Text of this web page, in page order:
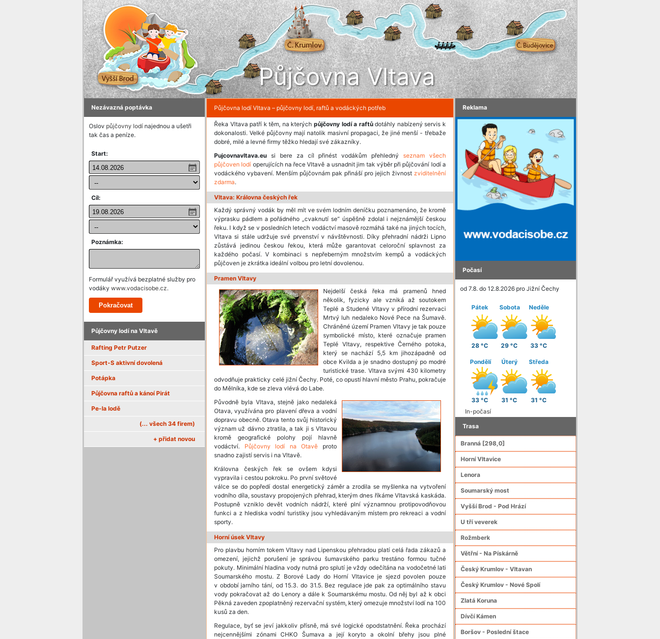
Půjčovna Vltava
Nezávazná poptávka
Oslov půjčovny lodí najednou a ušetři
tak čas a peníze.
Start:
Cíl:
Poznámka:
Formulář využívá bezplatné služby pro
vodáky www.vodacisobe.cz.
Půjčovny lodí na Vltavě
Rafting Petr Putzer
Sport-S aktivní dovolená
Potápka
Půjčovna raftů a kánoí Pirát
Pe-la lodě
(... všech 34 firem)
+ přidat novou
Půjčovna lodí Vltava – půjčovny lodí, raftů a vodáckých potřeb
Řeka Vltava patří k těm, na kterých půjčovny lodí a raftůdotáhly nabízený servis k
dokonalosti. Velké půjčovny mají natolik masivní propagaci, že jiné menší - třebaže
dobré, milé a levné firmy těžko hledají své zákazníky.
Pujcovnavltava.eu si bere za cíl přinést vodákům přehlednýseznam všech
půjčoven lodí operujících na řece Vltavě a usnadnit jim tak výběr při půjčování lodí a
vodáckého vybavení. Menším půjčovnám pak přináší pro jejich živnost zviditelnění
zdarma.
Vltava: Královna českých řek
Každý správný vodák by měl mít ve svém lodním deníčku poznamenáno, že kromě
výprasku pádlem a pořádného „cvaknutí se“ úspěšně zdolal i nejznámější českou
řeku. I když se v posledních letech vodáctví masově rozmáhá také na jiných tocích,
Vltava si stále udržuje své prvenství v návštěvnosti. Díky přehradní nádrži Lipno
zůstává jedinou českou řekou, která může garantovat celoroční splavnost za
každého počasí. V kombinaci s nepřeberným množstvím kempů a vodáckých
půjčoven je zkrátka ideální volbou pro letní dovolenou.
Pramen Vltavy
Nejdelší česká řeka má pramenů hned
několik, fyzicky ale vzniká až soutokem
Teplé a Studené Vltavy v přírodní rezervaci
Mrtvý luh nedaleko Nové Pece na Šumavě.
Chráněné území Pramen Vltavy je tak pouze
symbolické místo, které označuje pramen
Teplé Vltavy, respektive Černého potoka,
který se nachází 5,5 km jihozápadně od
obce Kvilda a je snadno dostupný po modré
turistické trase. Vltava svými 430 kilometry
odvodňuje prakticky celé jižní Čechy. Poté, co opustí hlavní město Prahu, pokračuje
do Mělníka, kde se zleva vlévá do Labe.
Původně byla Vltava, stejně jako nedaleká
Otava, využívána pro plavení dřeva a vodní
dopravu obecně. Otava tento svůj historický
význam už dávno ztratila, a tak ji s Vltavou
kromě geografické polohy pojí hlavně
vodáctví. Půjčovny lodí na Otavě proto
snadno zajistí servis i na Vltavě.
Královna českých řek se ovšem kdysi
vypravila i cestou pokroku. Po první světové
válce se do popředí dostal energetický záměr a zrodila se myšlenka na vytvoření
vodního díla, soustavy propojených přehrad, kterým dnes říkáme Vltavská kaskáda.
Postupně vzniklo devět vodních nádrží, které plní významnou protipovodňovou
funkci a z hlediska vodní turistiky jsou vyhledávaným místem pro rekreaci a vodní
sporty.
Horní úsek Vltavy
Pro plavbu horním tokem Vltavy nad Lipenskou přehradou platí celá řada zákazů a
omezení, jejichž porušení je správou šumavského parku trestáno formou tučné
pokuty. Minimální hladina vody nutná pro splutí je vždy odečítána na vodočetné lati
Soumarského mostu. Z Borové Lady do Horní Vltavice je sjezd povolen pouze
v období jarního tání, od 15.3. do 31.5. Bez regulace jde pak za optimálního stavu
vody pokračovat až do Lenory a dále k Soumarskému mostu. Od něj byl až k obci
Pěkná zaveden zpoplatněný rezervační systém, který omezuje množství lodí na 100
kusů za den.
Regulace, byť se jeví jakkoliv přísně, má své logické opodstatnění. Řeka prochází
nejcennějšími zónami CHKO Šumava a její koryto a okolní břehy jsou plné
Reklama
Počasí
od 7.8. do 12.8.2026 pro Jižní Čechy
Pátek
28 °C
Sobota
29 °C
Neděle
33 °C
Pondělí
33 °C
Úterý
31 °C
Středa
31 °C
In-počasí
Trasa
Branná [298,0]
Horní Vltavice
Lenora
Soumarský most
Vyšší Brod - Pod Hrází
U tří veverek
Rožmberk
Větřní - Na Pískárně
Český Krumlov - Vltavan
Český Krumlov - Nové Spolí
Zlatá Koruna
Dívčí Kámen
Boršov - Poslední štace